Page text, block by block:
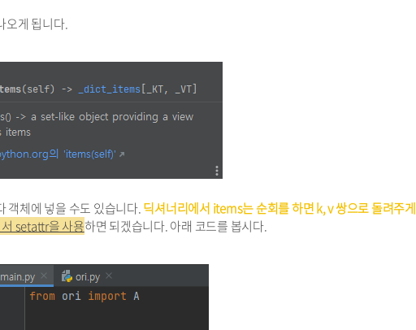
오게 됩니다.
객체에 넣을 수도 있습니다.딕셔너리에서 items는 순회를 하면 k, v 쌍으로 돌려주게
setattr을 사용하면 되겠습니다. 아래 코드를 봅시다.